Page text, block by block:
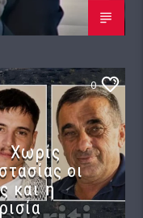
0
Χωρίς
οι
και η